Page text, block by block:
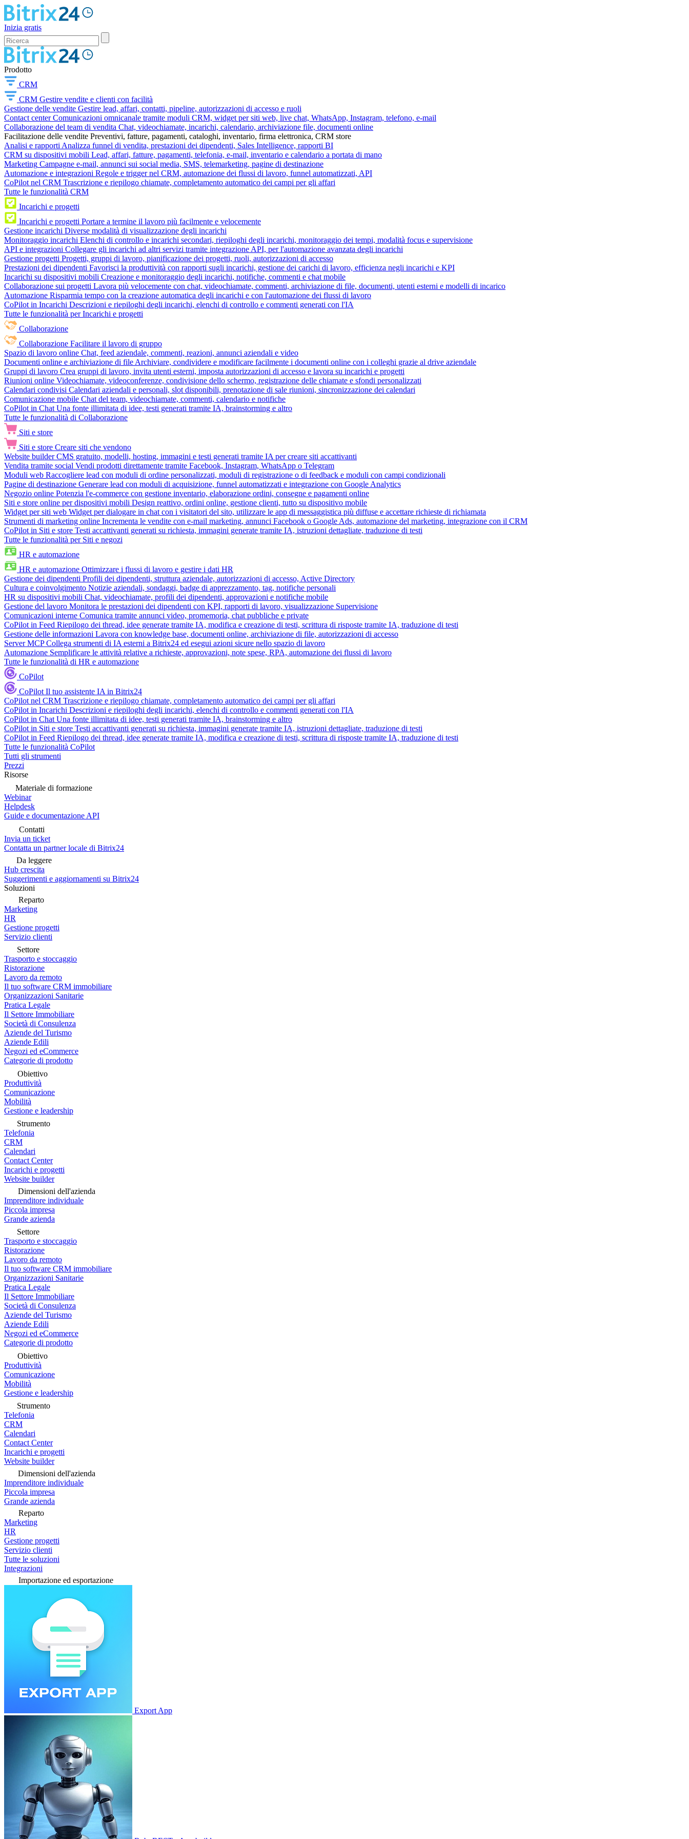
Inizia gratis
Prodotto
CRM
CRM Gestire vendite e clienti con facilità
Gestione delle vendite Gestire lead, affari, contatti, pipeline, autorizzazioni di accesso e ruoli
Contact center Comunicazioni omnicanale tramite moduli CRM, widget per siti web, live chat, WhatsApp, Instagram, telefono, e-mail
Collaborazione del team di vendita Chat, videochiamate, incarichi, calendario, archiviazione file, documenti online
Facilitazione delle vendite Preventivi, fatture, pagamenti, cataloghi, inventario, firma elettronica, CRM store
Analisi e rapporti Analizza funnel di vendita, prestazioni dei dipendenti, Sales Intelligence, rapporti BI
CRM su dispositivi mobili Lead, affari, fatture, pagamenti, telefonia, e-mail, inventario e calendario a portata di mano
Marketing Campagne e-mail, annunci sui social media, SMS, telemarketing, pagine di destinazione
Automazione e integrazioni Regole e trigger nel CRM, automazione dei flussi di lavoro, funnel automatizzati, API
CoPilot nel CRM Trascrizione e riepilogo chiamate, completamento automatico dei campi per gli affari
Tutte le funzionalità CRM
Incarichi e progetti
Incarichi e progetti Portare a termine il lavoro più facilmente e velocemente
Gestione incarichi Diverse modalità di visualizzazione degli incarichi
Monitoraggio incarichi Elenchi di controllo e incarichi secondari, riepiloghi degli incarichi, monitoraggio dei tempi, modalità focus e supervisione
API e integrazioni Collegare gli incarichi ad altri servizi tramite integrazione API, per l'automazione avanzata degli incarichi
Gestione progetti Progetti, gruppi di lavoro, pianificazione dei progetti, ruoli, autorizzazioni di accesso
Prestazioni dei dipendenti Favorisci la produttività con rapporti sugli incarichi, gestione dei carichi di lavoro, efficienza negli incarichi e KPI
Incarichi su dispositivi mobili Creazione e monitoraggio degli incarichi, notifiche, commenti e chat mobile
Collaborazione sui progetti Lavora più velocemente con chat, videochiamate, commenti, archiviazione di file, documenti, utenti esterni e modelli di incarico
Automazione Risparmia tempo con la creazione automatica degli incarichi e con l'automazione dei flussi di lavoro
CoPilot in Incarichi Descrizioni e riepiloghi degli incarichi, elenchi di controllo e commenti generati con l'IA
Tutte le funzionalità per Incarichi e progetti
Collaborazione
Collaborazione Facilitare il lavoro di gruppo
Spazio di lavoro online Chat, feed aziendale, commenti, reazioni, annunci aziendali e video
Documenti online e archiviazione di file Archiviare, condividere e modificare facilmente i documenti online con i colleghi grazie al drive aziendale
Gruppi di lavoro Crea gruppi di lavoro, invita utenti esterni, imposta autorizzazioni di accesso e lavora su incarichi e progetti
Riunioni online Videochiamate, videoconferenze, condivisione dello schermo, registrazione delle chiamate e sfondi personalizzati
Calendari condivisi Calendari aziendali e personali, slot disponibili, prenotazione di sale riunioni, sincronizzazione dei calendari
Comunicazione mobile Chat del team, videochiamate, commenti, calendario e notifiche
CoPilot in Chat Una fonte illimitata di idee, testi generati tramite IA, brainstorming e altro
Tutte le funzionalità di Collaborazione
Siti e store
Siti e store Creare siti che vendono
Website builder CMS gratuito, modelli, hosting, immagini e testi generati tramite IA per creare siti accattivanti
Vendita tramite social Vendi prodotti direttamente tramite Facebook, Instagram, WhatsApp o Telegram
Moduli web Raccogliere lead con moduli di ordine personalizzati, moduli di registrazione o di feedback e moduli con campi condizionali
Pagine di destinazione Generare lead con moduli di acquisizione, funnel automatizzati e integrazione con Google Analytics
Negozio online Potenzia l'e-commerce con gestione inventario, elaborazione ordini, consegne e pagamenti online
Siti e store online per dispositivi mobili Design reattivo, ordini online, gestione clienti, tutto su dispositivo mobile
Widget per siti web Widget per dialogare in chat con i visitatori del sito, utilizzare le app di messaggistica più diffuse e accettare richieste di richiamata
Strumenti di marketing online Incrementa le vendite con e-mail marketing, annunci Facebook o Google Ads, automazione del marketing, integrazione con il CRM
CoPilot in Siti e store Testi accattivanti generati su richiesta, immagini generate tramite IA, istruzioni dettagliate, traduzione di testi
Tutte le funzionalità per Siti e negozi
HR e automazione
HR e automazione Ottimizzare i flussi di lavoro e gestire i dati HR
Gestione dei dipendenti Profili dei dipendenti, struttura aziendale, autorizzazioni di accesso, Active Directory
Cultura e coinvolgimento Notizie aziendali, sondaggi, badge di apprezzamento, tag, notifiche personali
HR su dispositivi mobili Chat, videochiamate, profili dei dipendenti, approvazioni e notifiche mobile
Gestione del lavoro Monitora le prestazioni dei dipendenti con KPI, rapporti di lavoro, visualizzazione Supervisione
Comunicazioni interne Comunica tramite annunci video, promemoria, chat pubbliche e private
CoPilot in Feed Riepilogo dei thread, idee generate tramite IA, modifica e creazione di testi, scrittura di risposte tramite IA, traduzione di testi
Gestione delle informazioni Lavora con knowledge base, documenti online, archiviazione di file, autorizzazioni di accesso
Server MCP Collega strumenti di IA esterni a Bitrix24 ed esegui azioni sicure nello spazio di lavoro
Automazione Semplificare le attività relative a richieste, approvazioni, note spese, RPA, automazione dei flussi di lavoro
Tutte le funzionalità di HR e automazione
CoPilot
CoPilot Il tuo assistente IA in Bitrix24
CoPilot nel CRM Trascrizione e riepilogo chiamate, completamento automatico dei campi per gli affari
CoPilot in Incarichi Descrizioni e riepiloghi degli incarichi, elenchi di controllo e commenti generati con l'IA
CoPilot in Chat Una fonte illimitata di idee, testi generati tramite IA, brainstorming e altro
CoPilot in Siti e store Testi accattivanti generati su richiesta, immagini generate tramite IA, istruzioni dettagliate, traduzione di testi
CoPilot in Feed Riepilogo dei thread, idee generate tramite IA, modifica e creazione di testi, scrittura di risposte tramite IA, traduzione di testi
Tutte le funzionalità CoPilot
Tutti gli strumenti
Prezzi
Risorse
Materiale di formazione
Webinar
Helpdesk
Guide e documentazione API
Contatti
Invia un ticket
Contatta un partner locale di Bitrix24
Da leggere
Hub crescita
Suggerimenti e aggiornamenti su Bitrix24
Soluzioni
Reparto
Marketing
HR
Gestione progetti
Servizio clienti
Settore
Trasporto e stoccaggio
Ristorazione
Lavoro da remoto
Il tuo software CRM immobiliare
Organizzazioni Sanitarie
Pratica Legale
Il Settore Immobiliare
Società di Consulenza
Aziende del Turismo
Aziende Edili
Negozi ed eCommerce
Categorie di prodotto
Obiettivo
Produttività
Comunicazione
Mobilità
Gestione e leadership
Strumento
Telefonia
CRM
Calendari
Contact Center
Incarichi e progetti
Website builder
Dimensioni dell'azienda
Imprenditore individuale
Piccola impresa
Grande azienda
Settore
Trasporto e stoccaggio
Ristorazione
Lavoro da remoto
Il tuo software CRM immobiliare
Organizzazioni Sanitarie
Pratica Legale
Il Settore Immobiliare
Società di Consulenza
Aziende del Turismo
Aziende Edili
Negozi ed eCommerce
Categorie di prodotto
Obiettivo
Produttività
Comunicazione
Mobilità
Gestione e leadership
Strumento
Telefonia
CRM
Calendari
Contact Center
Incarichi e progetti
Website builder
Dimensioni dell'azienda
Imprenditore individuale
Piccola impresa
Grande azienda
Reparto
Marketing
HR
Gestione progetti
Servizio clienti
Tutte le soluzioni
Integrazioni
Importazione ed esportazione
Export App